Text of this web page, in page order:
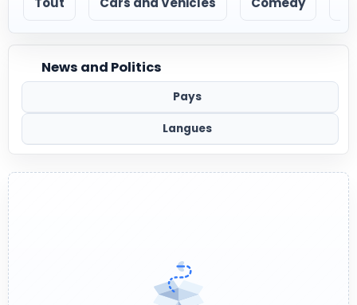
News and Politics
Pays
Langues